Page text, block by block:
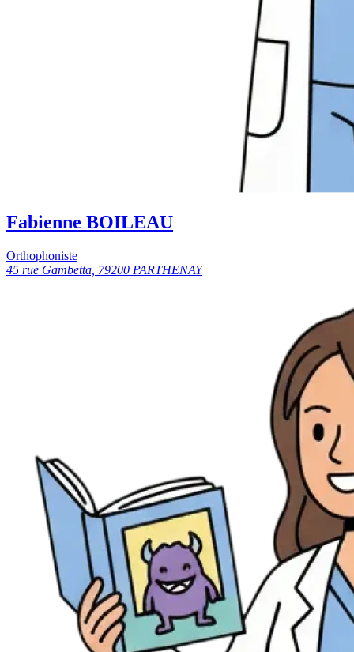
Fabienne BOILEAU
Orthophoniste
45 rue Gambetta, 79200 PARTHENAY